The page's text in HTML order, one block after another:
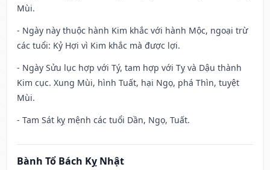
Mùi.
- Ngày này thuộc hành Kim khắc với hành Mộc, ngoại trừ
các tuổi: Kỷ Hợi vì Kim khắc mà được lợi.
- Ngày Sửu lục hợp với Tý, tam hợp với Tỵ và Dậu thành
Kim cục. Xung Mùi, hình Tuất, hại Ngọ, phá Thìn, tuyệt
Mùi.
- Tam Sát kỵ mệnh các tuổi Dần, Ngọ, Tuất.
Bành Tổ Bách Kỵ Nhật